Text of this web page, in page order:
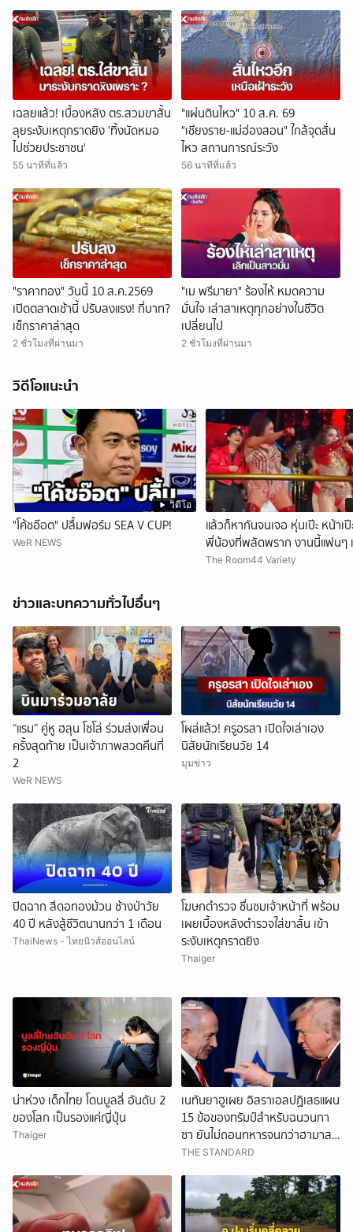
เฉลยแล้ว! เบื้องหลัง ตร.สวมขาสั้น
ลุยระงับเหตุกราดยิง 'ทิ้งนัดหมอ
ไปช่วยประชาชน'
55 นาทีที่แล้ว
"แผ่นดินไหว" 10 ส.ค. 69
"เชียงราย-แม่ฮ่องสอน" ใกล้จุดสั่น
ไหว สถานการณ์ระวัง
56 นาทีที่แล้ว
"ราคาทอง" วันนี้ 10 ส.ค.2569
เปิดตลาดเช้านี้ ปรับลงแรง! กี่บาท?
เช็กราคาล่าสุด
2 ชั่วโมงที่ผ่านมา
"เม พรีมายา" ร้องไห้ หมดความ
มั่นใจ เล่าสาเหตุทุกอย่างในชีวิต
เปลี่ยนไป
2 ชั่วโมงที่ผ่านมา
วิดีโอแนะนำ
วิดีโอ
"โค้ชอ๊อต" ปลื้มฟอร์ม SEA V CUP!
WeR NEWS
แล้วก็หากันจนเจอ หุ่นเป๊ะ หน้าเ
พี่น้องที่พลัดพราก งานนี้แฟนๆ
ไม่ออก เมื่อ "ใหม่ พัชรี" นักร้อง
The Room44 Variety
ข่าวและบทความทั่วไปอื่นๆ
“แรม” คู่หู ฮลุน โซโล่ ร่วมส่งเพื่อน
ครั้งสุดท้าย เป็นเจ้าภาพสวดคืนที่
2
WeR NEWS
โผล่แล้ว! ครูอรสา เปิดใจเล่าเอง
นิสัยนักเรียนวัย 14
มุมข่าว
ปิดฉาก สีดอทองม้วน ช้างป่าวัย
40 ปี หลังสู้ชีวิตนานกว่า 1 เดือน
ThaiNews - ไทยนิวส์ออนไลน์
โฆษกตำรวจ ชื่นชมเจ้าหน้าที่ พร้อม
เผยเบื้องหลังตำรวจใส่ขาสั้น เข้า
ระงับเหตุกราดยิง
Thaiger
น่าห่วง เด็กไทย โดนบูลลี่ อันดับ 2
ของโลก เป็นรองแค่ญี่ปุ่น
Thaiger
เนทันยาฮูเผย อิสราเอลปฏิเสธแผน
15 ข้อของทรัมป์สำหรับฉนวนกา
ซา ยันไม่ถอนทหารจนกว่าฮามาส
ปลดอาวุธแท้จริง
THE STANDARD
ยกเลิก